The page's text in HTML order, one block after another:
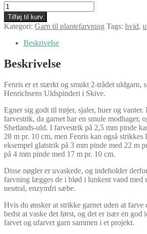
Midgaards
Have
Fenris
100
farvning
antal
Tilføj til kurv
Kategori: Garn til plantefarvning Tags: hvid,
Beskrivelse
Beskrivelse
Fenris er et stærkt og smukt 2-trådet uldgarn,
Henrichsens Uldspinderi i Skive.
Egner sig godt til trøjer, sjaler, huer og vanter.
farvestrik, da garnet har en smule modhager,
Shetlands-uld. I farvestrik på 2,5 mm pinde
28 m pr. 10 cm, men Fenris kan også
eksempel glatstrik på 3 mm pinde med 22 m
på 4 mm pinde med 17 m pr. 10 cm.
Disse nøgler er uvaskede, og indeholder
farvning lægges de i blød i lunkent vand med
neutral, enzymfri sæbe.
Hvis du ønsker at strikke garnet uden at farve
bedst at vaske det først, og det er især en god
farvet og ufarvet garn sammen i et projekt.